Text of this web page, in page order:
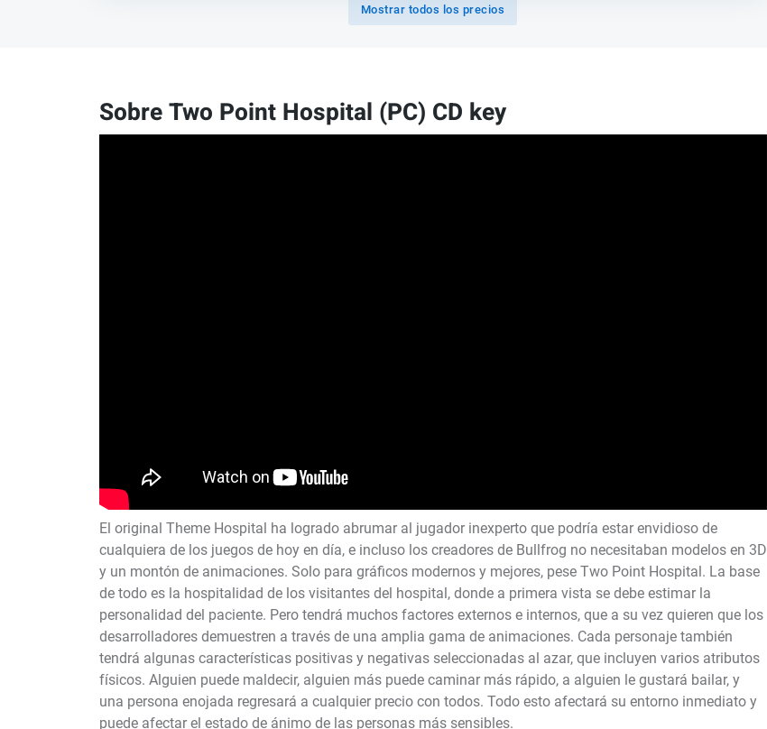
Mostrar todos los precios
Sobre Two Point Hospital (PC) CD key
El original Theme Hospital ha logrado abrumar al jugador inexperto que podría estar envidioso de
cualquiera de los juegos de hoy en día, e incluso los creadores de Bullfrog no necesitaban modelos en 3D
y un montón de animaciones. Solo para gráficos modernos y mejores, pese Two Point Hospital. La base
de todo es la hospitalidad de los visitantes del hospital, donde a primera vista se debe estimar la
personalidad del paciente. Pero tendrá muchos factores externos e internos, que a su vez quieren que los
desarrolladores demuestren a través de una amplia gama de animaciones. Cada personaje también
tendrá algunas características positivas y negativas seleccionadas al azar, que incluyen varios atributos
físicos. Alguien puede maldecir, alguien más puede caminar más rápido, a alguien le gustará bailar, y
una persona enojada regresará a cualquier precio con todos. Todo esto afectará su entorno inmediato y
puede afectar el estado de ánimo de las personas más sensibles.